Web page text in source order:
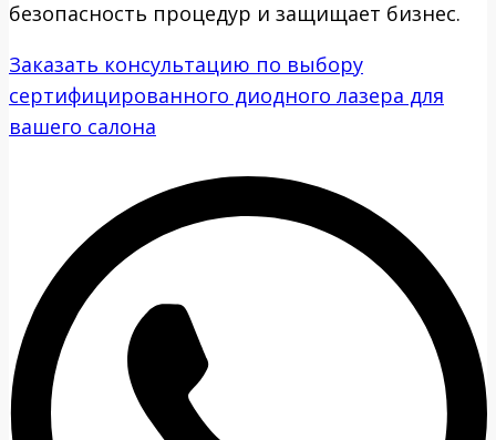
безопасность процедур и защищает бизнес.
Заказать консультацию по выбору
сертифицированного диодного лазера для
вашего салона